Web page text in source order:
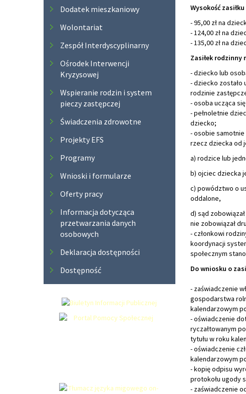
Dodatek mieszkaniowy
Wolontariat
Zespół Interdyscyplinarny
Ośrodek Interwencji
Kryzysowej
Wspieranie rodzin i system
pieczy zastępczej
Świadczenia zdrowotne
Projekty EFS
Programy
Wnioski i formularze
Oferty pracy
Informacja dotycząca
przetwarzania danych
osobowych
Deklaracja dostępności
Dostępność
Wysokość
- 95,00 zł na
- 124,00 zł na
- 135,00 zł na
Zasiłek rodzinny
- dziecko lub
- dziecko zostało
rodzinie
- osoba ucząca
- pełnoletnie
dziecko;
- osobie
rzecz dziecka od
a) rodzice lub
b) ojciec dziecka
c) powództwo o
oddalone,
d) sąd
nie zobowiązał
- członkowi
koordynacji
społecznym
Do wniosku o
- zaświadczenie
gospodarstwa
kalendarzowym
- oświadczenie
ryczałtowanym
tytułu w roku
- oświadczenie
kalendarzowym
- kopię odpisu
protokołu ugody
- zaświadczenie